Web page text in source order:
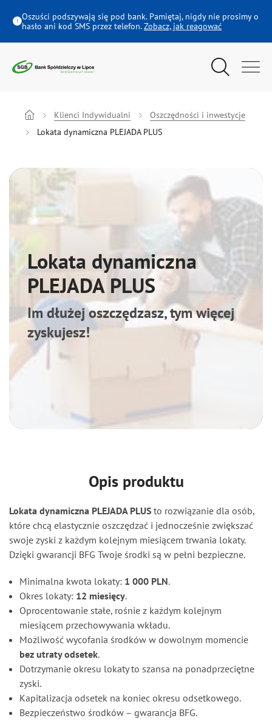
Oszuści podszywają się pod bank. Pamiętaj, nigdy nie prosimy o
hasło ani kod SMS przez telefon.Zobacz, jak reagować
Wyszukiwarka
Klienci Indywidualni
Firmy i instytucje
Oferta dla Młodych
Ubezpieczenia
Aktualności
Kontakt
SGB24
Klienci Indywidualni
Oszczędności i inwestycje
Lokata dynamiczna PLEJADA PLUS
Lokata dynamiczna
PLEJADA PLUS
Im dłużej oszczędzasz, tym więcej
zyskujesz!
Opis produktu
Lokata dynamiczna PLEJADA PLUS to rozwiązanie dla osób,
które chcą elastycznie oszczędzać i jednocześnie zwiększać
swoje zyski z każdym kolejnym miesiącem trwania lokaty.
Dzięki gwarancji BFG Twoje środki są w pełni bezpieczne.
Minimalna kwota lokaty: 1 000 PLN.
Okres lokaty: 12 miesięcy.
Oprocentowanie stałe, rośnie z każdym kolejnym
miesiącem przechowywania wkładu.
Możliwość wycofania środków w dowolnym momencie
bez utraty odsetek.
Dotrzymanie okresu lokaty to szansa na ponadprzeciętne
zyski.
Kapitalizacja odsetek na koniec okresu odsetkowego.
Bezpieczeństwo środków – gwarancja BFG.